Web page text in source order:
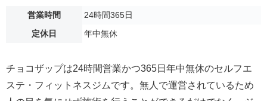
営業時間
24時間365日
定休日
年中無休
チョコザップは24時間営業かつ365日年中無休のセルフエ
ステ・フィットネスジムです。無人で運営されているため